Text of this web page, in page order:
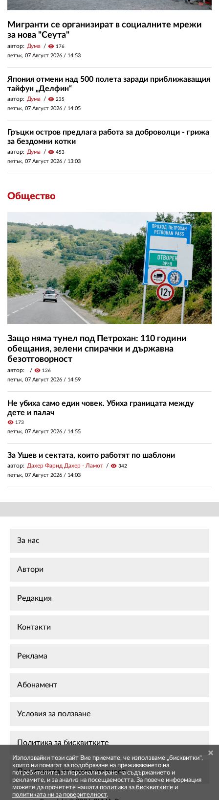
Мигранти се организират в социалните мрежи
за нова "Сеута"
автор: Дума visibility 176
петък, 07 Август 2026 / 14:53
Япония отмени над 500 полета заради приближаващия
тайфун „Делфин“
автор: Дума visibility 235
петък, 07 Август 2026 / 14:05
Гръцки остров предлага работа за доброволци - грижа
за бездомни котки
автор: Дума visibility 453
петък, 07 Август 2026 / 13:03
Общество
Защо няма тунел под Петрохан: 110 години
обещания, зелени спирачки и държавна
безотговорност
автор: visibility 126
петък, 07 Август 2026 / 14:59
Не убиха само един човек. Убиха границата между
дете и палач
visibility 173
петък, 07 Август 2026 / 14:55
За Ушев и сектата, които работят по шаблони
автор: Дахер Фарид Дахер - Ламот visibility 342
петък, 07 Август 2026 / 14:03
За нас
Автори
Редакция
Контакти
Реклама
Абонамент
Условия за ползване
Политика за бисквитките
Политиката за поверителност
Използвайки този сайт Вие приемате, че използваме „бисквитки",
които ни помагат за подобряване на преживяването на
потребителите, за персонализиране на съдържанието и
рекламите, и за анализ на посещаемостта. За повече информация
можете да прочетете нашата политика за бисквитките и
политиката ни за поверителност.